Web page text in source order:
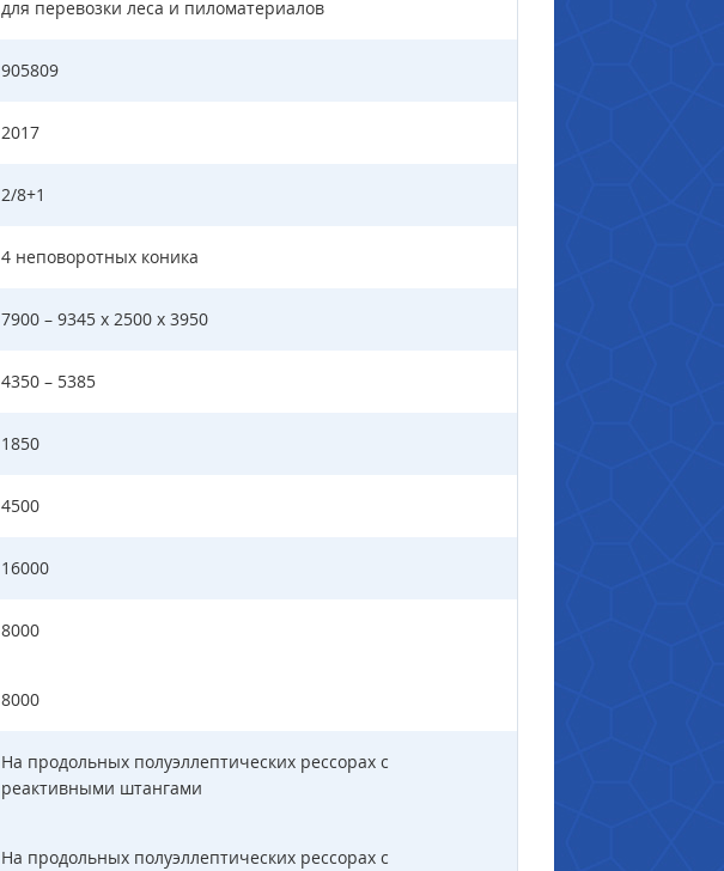
для перевозки леса и пиломатериалов
905809
2017
2/8+1
4 неповоротных коника
7900 – 9345 х 2500 х 3950
4350 – 5385
1850
4500
16000
8000
8000
На продольных полуэллептических рессорах с
реактивными штангами
На продольных полуэллептических рессорах с